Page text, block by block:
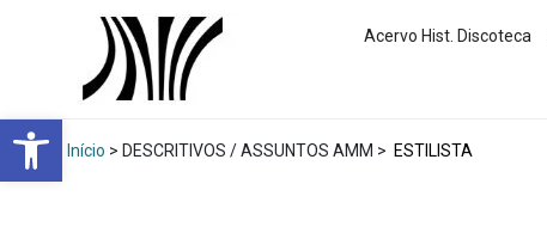
Abrir a barra de ferramentas
Acervo Hist. Discoteca
Início > DESCRITIVOS / ASSUNTOS AMM > ESTILISTA